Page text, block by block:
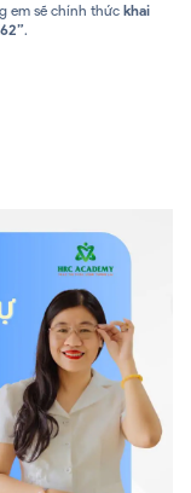
em sẽ chính thức khai
.